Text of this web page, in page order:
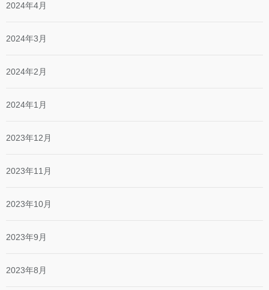
2024年4月
2024年3月
2024年2月
2024年1月
2023年12月
2023年11月
2023年10月
2023年9月
2023年8月